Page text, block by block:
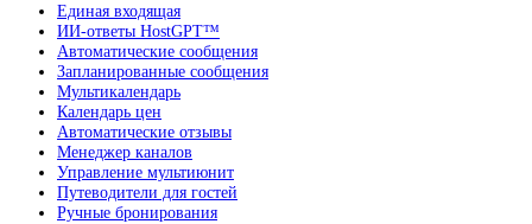
Единая входящая
ИИ-ответы HostGPT™
Автоматические сообщения
Запланированные сообщения
Мультикалендарь
Календарь цен
Автоматические отзывы
Менеджер каналов
Управление мультиюнит
Путеводители для гостей
Ручные бронирования